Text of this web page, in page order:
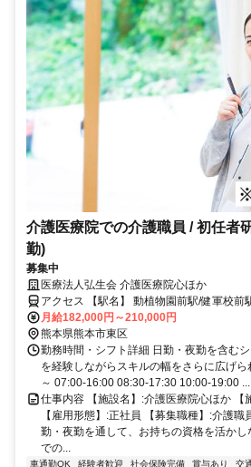
介護医療院での介護職員 / 初任者
勤)
募集中
医療法人弘生会 介護医療院心ほか
アクセス 【駅名】 動植物園前駅/健軍校前
月給182,000円～210,000円
熊本県熊本市東区
勤務時間・シフト詳細 日勤・夜勤を含む
を経験しながらスキルの幅をさらに広げ
～ 07:00-16:00 08:30-17:30 10:00-19:00 ...
仕事内容 【施設名】:介護医療院心ほか 【
【雇用形態】:正社員 【募集職種】:介護職
勤・夜勤を通して、お持ちの資格を活か
での...
車通勤OK 経験者歓迎 社会保険完備 賞与あり 交